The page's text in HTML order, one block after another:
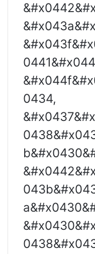
0434,